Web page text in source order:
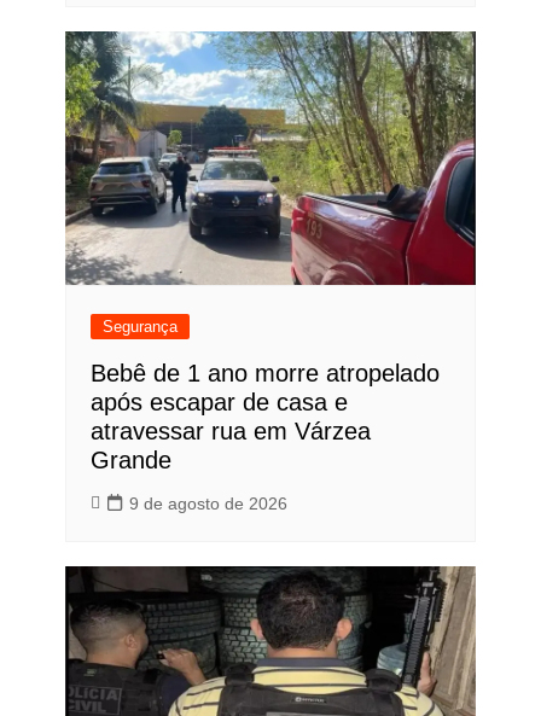
Segurança
Bebê de 1 ano morre atropelado
após escapar de casa e
atravessar rua em Várzea
Grande
9 de agosto de 2026